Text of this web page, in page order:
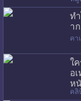
ท
า
คา
ใ
อ
ห
คลิ